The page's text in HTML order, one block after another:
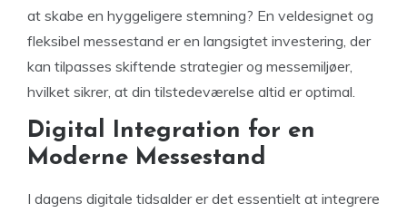
at skabe en hyggeligere stemning? En veldesignet og
fleksibel messestand er en langsigtet investering, der
kan tilpasses skiftende strategier og messemiljøer,
hvilket sikrer, at din tilstedeværelse altid er optimal.
Digital Integration for en
Moderne Messestand
I dagens digitale tidsalder er det essentielt at integrere